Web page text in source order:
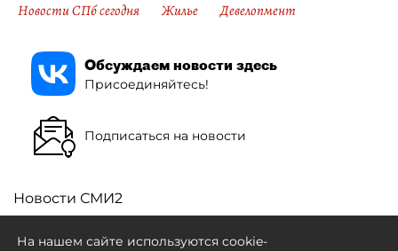
Новости СПб сегодня
Жилье Девелопмент
Обсуждаем новости здесь
Присоединяйтесь!
Подписаться на новости
Новости СМИ2
На нашем сайте используются cookie-